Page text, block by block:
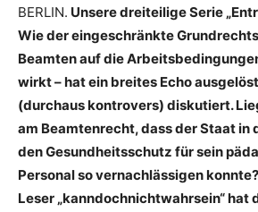
BERLIN. Unsere dreiteilige Serie
Wie der eingeschränkte
Beamten auf die
wirkt – hat ein breites Echo
(durchaus kontrovers) diskutiert.
am Beamtenrecht, dass der Staat in
den Gesundheitsschutz für sein
Personal so vernachlässigen
Leser „kanndochnichtwahrsein“ hat